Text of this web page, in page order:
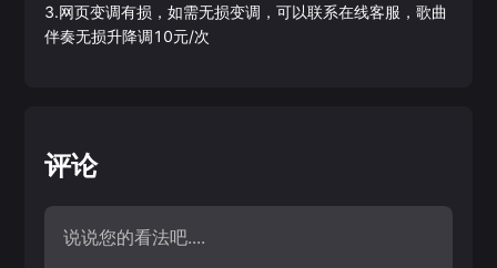
3.网页变调有损，如需无损变调，可以联系在线客服，歌曲
伴奏无损升降调10元/次
评论